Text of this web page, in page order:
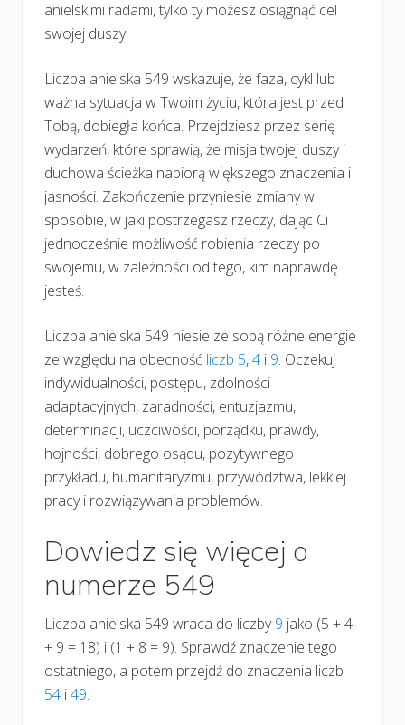
anielskimi radami, tylko ty możesz osiągnąć cel
swojej duszy.
Liczba anielska 549 wskazuje, że faza, cykl lub
ważna sytuacja w Twoim życiu, która jest przed
Tobą, dobiegła końca. Przejdziesz przez serię
wydarzeń, które sprawią, że misja twojej duszy i
duchowa ścieżka nabiorą większego znaczenia i
jasności. Zakończenie przyniesie zmiany w
sposobie, w jaki postrzegasz rzeczy, dając Ci
jednocześnie możliwość robienia rzeczy po
swojemu, w zależności od tego, kim naprawdę
jesteś.
Liczba anielska 549 niesie ze sobą różne energie
ze względu na obecność liczb 5,4 i 9. Oczekuj
indywidualności, postępu, zdolności
adaptacyjnych, zaradności, entuzjazmu,
determinacji, uczciwości, porządku, prawdy,
hojności, dobrego osądu, pozytywnego
przykładu, humanitaryzmu, przywództwa, lekkiej
pracy i rozwiązywania problemów.
Dowiedz się więcej o
numerze 549
Liczba anielska 549 wraca do liczby9 jako (5 + 4
+ 9 = 18) i (1 + 8 = 9). Sprawdź znaczenie tego
ostatniego, a potem przejdź do znaczenia liczb
54 i49.